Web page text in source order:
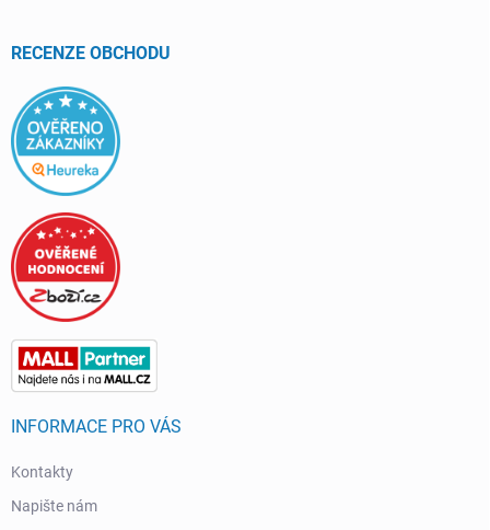
RECENZE OBCHODU
INFORMACE PRO VÁS
Kontakty
Napište nám